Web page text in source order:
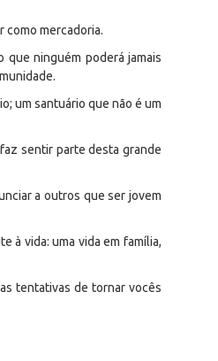
como mercadoria.
ninguém poderá jamais
um santuário que não é um
sentir parte desta grande
a outros que ser jovem
à vida: uma vida em família,
tentativas de tornar vocês